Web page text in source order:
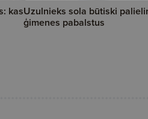
kasUzulnieks sola būtiski
ģimenes pabalstus